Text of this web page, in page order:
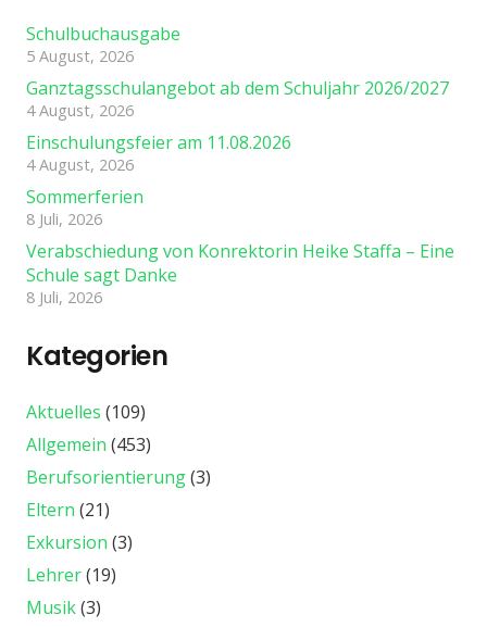
Schulbuchausgabe
5 August, 2026
Ganztagsschulangebot ab dem Schuljahr 2026/2027
4 August, 2026
Einschulungsfeier am 11.08.2026
4 August, 2026
Sommerferien
8 Juli, 2026
Verabschiedung von Konrektorin Heike Staffa – Eine
Schule sagt Danke
8 Juli, 2026
Kategorien
Aktuelles (109)
Allgemein (453)
Berufsorientierung(3)
Eltern (21)
Exkursion (3)
Lehrer(19)
Musik(3)